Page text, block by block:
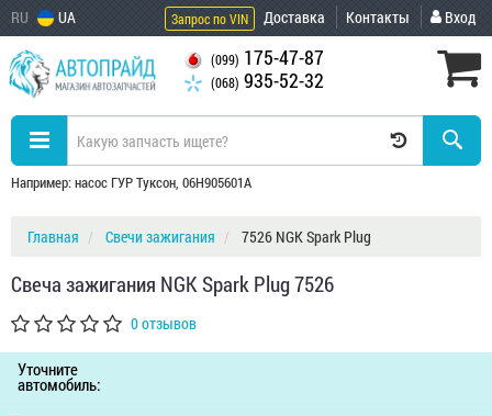
RU UA Запрос по VIN Доставка Контакты Вход
(099) 175-47-87
(068) 935-52-32
Например: насос ГУР Туксон, 06H905601A
Главная Свечи зажигания 7526 NGK Spark Plug
Свеча зажигания NGK Spark Plug 7526
0 отзывов
Уточните
автомобиль: